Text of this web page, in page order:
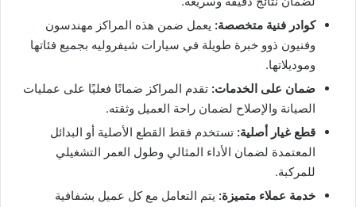
كوادر فنية متخصصة: يعمل ضمن هذه المراكز مهندسون
وفنيون ذوو خبرة طويلة في سيارات شيفروليه بجميع فئاتها
وموديلاتها.
ضمان على الخدمات: تقدم المراكز ضمانًا فعليًا على عمليات
الصيانة والإصلاح لضمان راحة العميل وثقته.
قطع غيار أصلية: تستخدم فقط القطع الأصلية أو البدائل
المعتمدة لضمان الأداء المثالي وطول العمر التشغيلي
للمركبة.
خدمة عملاء متميزة: يتم التعامل مع كل عميل بشفافية